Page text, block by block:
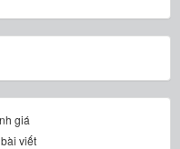
giá
viết